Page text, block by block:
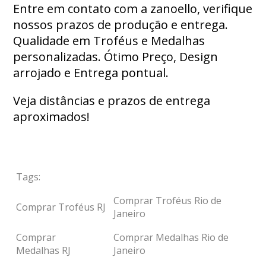
Entre em contato com a zanoello, verifique
nossos prazos de produção e entrega.
Qualidade em Troféus e Medalhas
personalizadas. Ótimo Preço, Design
arrojado e Entrega pontual.
Veja distâncias e prazos de entrega
aproximados!
Tags:
Comprar Troféus RJ
Comprar Troféus Rio de
Janeiro
Comprar
Medalhas RJ
Comprar Medalhas Rio de
Janeiro